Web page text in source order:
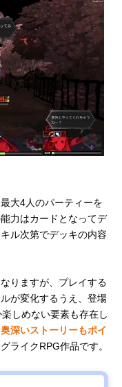
大4人のパーティーを
力はカードとなってデ
ル次第でデッキの内容
りますが、プレイする
が変化するうえ、登場
しめない要素も存在し
深いストーリーもポイ
ライクRPG作品です。